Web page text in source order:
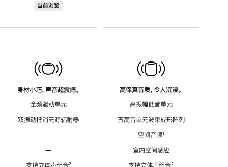
当前浏览
身材小巧，声音超震撼。
全频驱动单元
双振动抵消无源辐射器
—
—
支持立体声组合脚
²
高保真音质，令人沉浸。
高振幅低音单元
五高音单元波束成形阵列
空间音频脚
¹
室内空间感应
支持立体声组合脚
²